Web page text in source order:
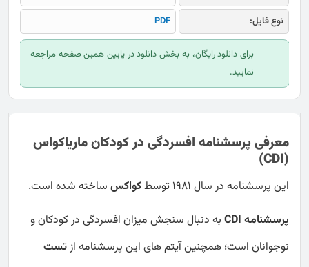
نوع فایل:
PDF
برای دانلود رایگان، به بخش دانلود در پایین همین صفحه مراجعه
نمایید.
معرفی پرسشنامه افسردگی در کودکان ماریاکواس
(CDI)
این پرسشنامه در سال 1981 توسط کواکسساخته شده است.
پرسشنامه CDI
به دنبال سنجش میزان افسردگی در کودکان و
نوجوانان است؛ همچنین آیتم های این پرسشنامه ازتست